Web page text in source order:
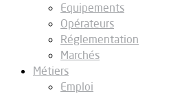
Equipements
Opérateurs
Réglementation
Marchés
Métiers
Emploi